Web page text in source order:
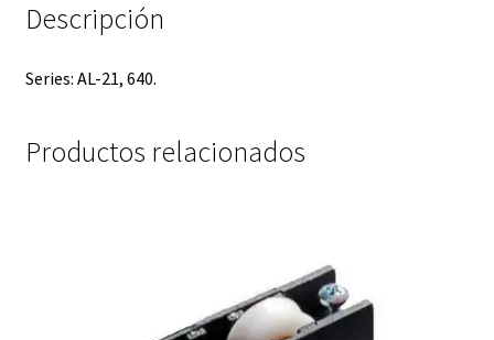
Descripción
Series: AL-21, 640.
Productos relacionados